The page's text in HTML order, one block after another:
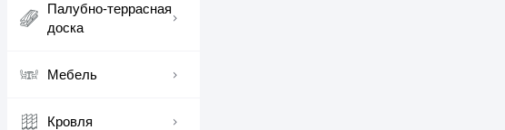
Палубно-террасная
доска
Мебель
Кровля